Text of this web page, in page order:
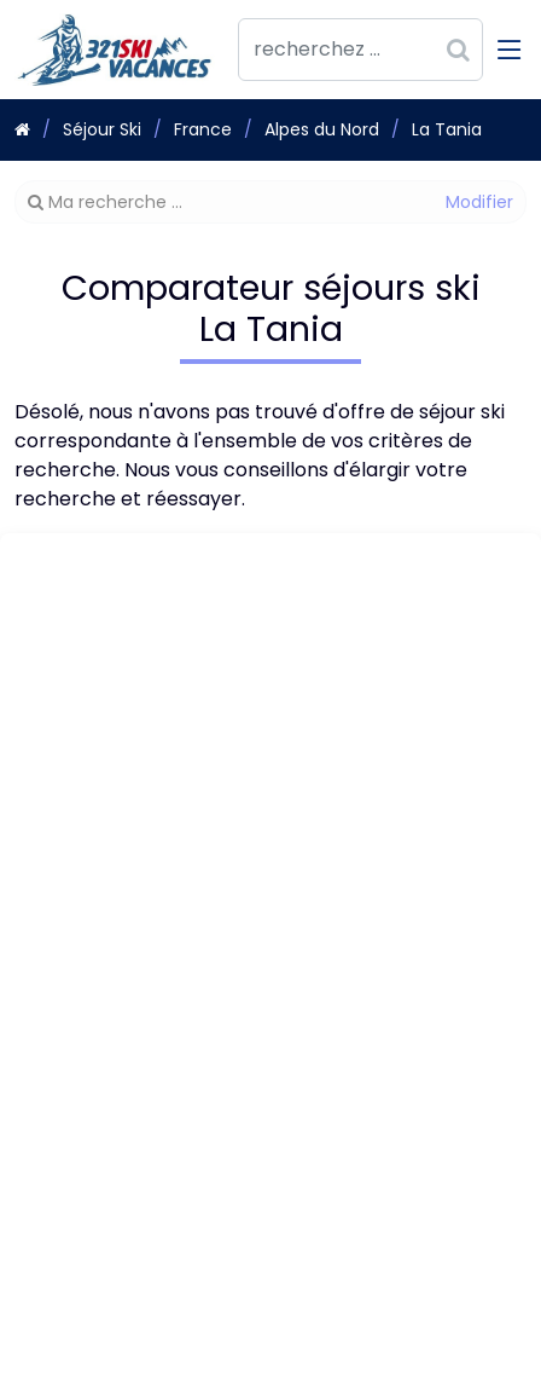
Séjour Ski France Alpes du Nord La Tania
Modifier
Ma recherche ...
Comparateur séjours ski
La Tania
Désolé, nous n'avons pas trouvé d'offre de séjour ski
correspondante à l'ensemble de vos critères de
recherche. Nous vous conseillons d'élargir votre
recherche et réessayer.